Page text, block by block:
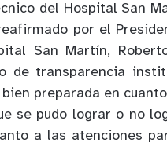
del Hospital San
por el
San Martín,
de transparencia
preparada en
se pudo lograr o no
a las atenciones